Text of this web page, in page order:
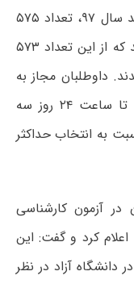
در آزمون ورودی دوره‌های کارشناسی ارشد سال ۹۷، تعداد ۵۷۵
هزار و ۶ نفر در جلسه آزمون حاضر بودند که از این تعداد ۵۷۳
شدند. داوطلبان مجاز به
انتخاب رشته آزمون کارشناسی ارشد ۹۷ تا ساعت ۲۴ روز سه
نسبت به انتخاب حداکثر
آزمون کارشناسی
هزار و ۳۸۳ داوطلب اعلام کرد و گفت: این
آزاد در نظر